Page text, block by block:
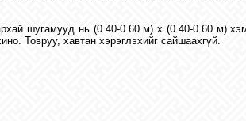
шугамууд нь (0.40-0.60 м) х (0.40-0.60 м)
Товруу, хавтан хэрэглэхийг сайшаахгүй.